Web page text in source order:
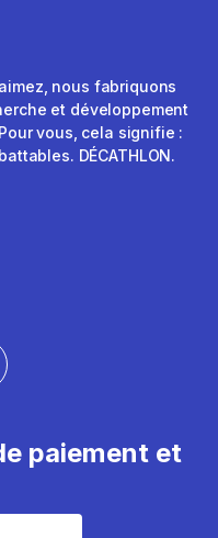
nous fabriquons
et développement
vous, cela signifie :
DÉCATHLON.
paiement et